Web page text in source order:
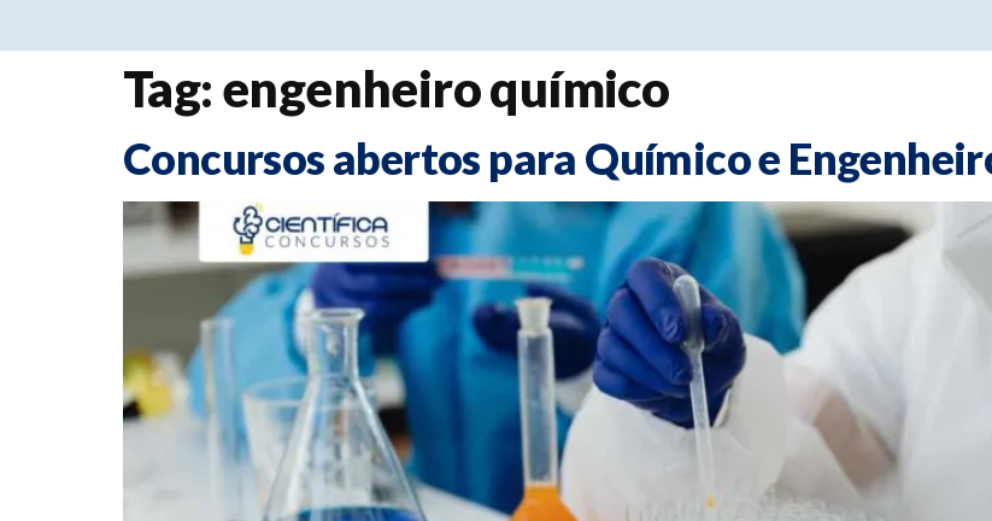
Tag: engenheiro químico
Concursos abertos para Químico e